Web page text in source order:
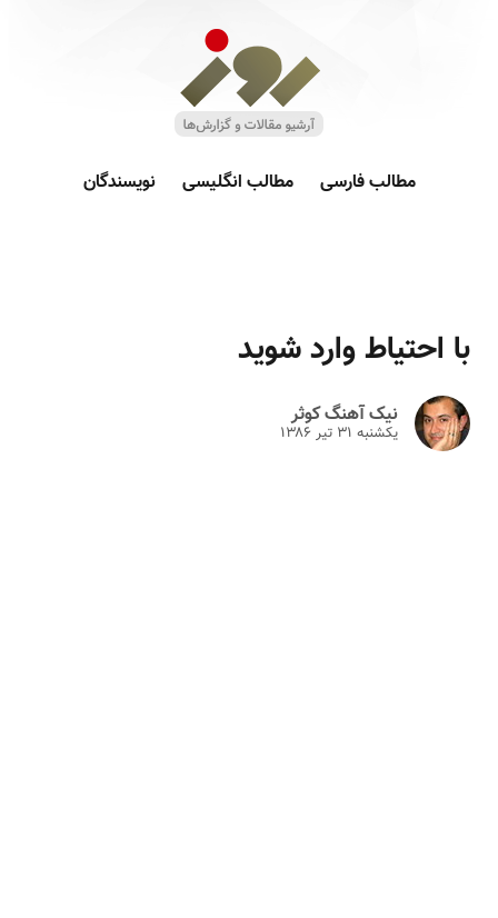
مطالب فارسی مطالب انگلیسی نویسندگان
با احتیاط وارد شوید
نیک آهنگ کوثر
یکشنبه ۳۱ تير ۱۳۸۶